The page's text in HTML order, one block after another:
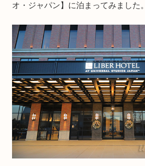
オ・ジャパン】に泊まってみました。